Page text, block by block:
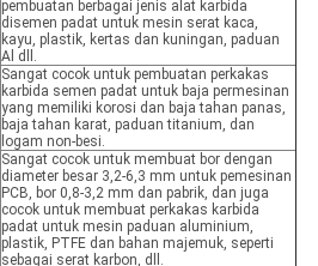
pembuatan berbagai jenis alat karbida
disemen padat untuk mesin serat kaca,
kayu, plastik, kertas dan kuningan, paduan
Al dll.
Sangat cocok untuk pembuatan perkakas
karbida semen padat untuk baja permesinan
yang memiliki korosi dan baja tahan panas,
baja tahan karat, paduan titanium, dan
logam non-besi.
Sangat cocok untuk membuat bor dengan
diameter besar 3,2-6,3 mm untuk pemesinan
PCB, bor 0,8-3,2 mm dan pabrik, dan juga
cocok untuk membuat perkakas karbida
padat untuk mesin paduan aluminium,
plastik, PTFE dan bahan majemuk, seperti
sebagai serat karbon, dll.